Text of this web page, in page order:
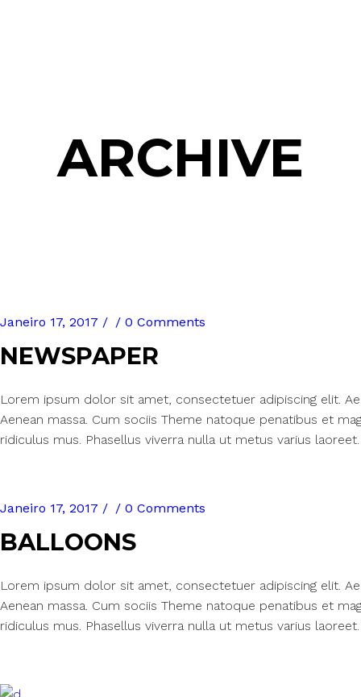
ARCHIVE
Janeiro 17, 2017 0 Comments
NEWSPAPER
Lorem ipsum dolor sit amet, consectetuer adipiscing elit.
Aenean massa. Cum sociis Theme natoque penatibus et
ridiculus mus. Phasellus viverra nulla ut metus varius
Janeiro 17, 2017 0 Comments
BALLOONS
Lorem ipsum dolor sit amet, consectetuer adipiscing elit.
Aenean massa. Cum sociis Theme natoque penatibus et
ridiculus mus. Phasellus viverra nulla ut metus varius